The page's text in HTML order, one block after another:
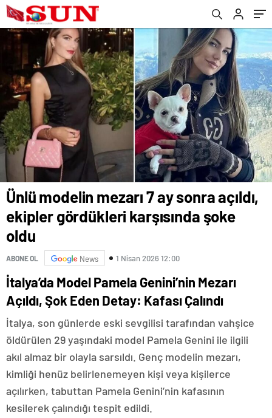
Ünlü modelin mezarı 7 ay sonra açıldı,
ekipler gördükleri karşısında şoke
oldu
ABONE OL News 1 Nisan 2026 12:00
İtalya’da Model Pamela Genini’nin Mezarı
Açıldı, Şok Eden Detay: Kafası Çalındı
İtalya, son günlerde eski sevgilisi tarafından vahşice
öldürülen 29 yaşındaki model Pamela Genini ile ilgili
akıl almaz bir olayla sarsıldı. Genç modelin mezarı,
kimliği henüz belirlenemeyen kişi veya kişilerce
açılırken, tabuttan Pamela Genini’nin kafasının
kesilerek çalındığı tespit edildi.